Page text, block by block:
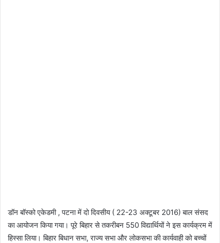
डॉन बॉस्को एकेडमी , पटना में दो दिवसीय ( 22-23 अक्टूबर 2016) बाल संसद
का आयोजन किया गया। पूरे बिहार से तकरीबन 550 विद्यार्थियों ने इस कार्यक्रम में
हिस्सा लिया। बिहार बिधान सभा, राज्य सभा और लोकसभा की कार्यवाही को बच्चों